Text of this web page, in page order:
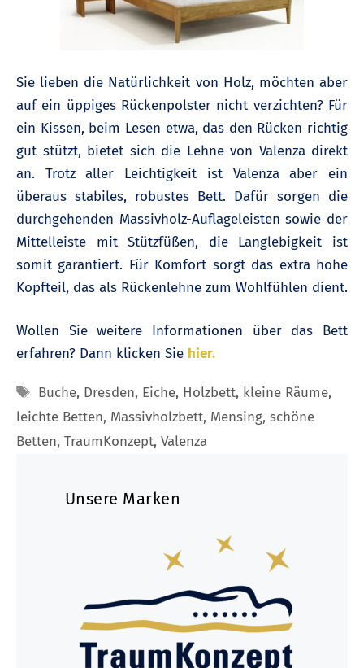
Sie lieben die Natürlichkeit von Holz, möchten aber
auf ein üppiges Rückenpolster nicht verzichten? Für
ein Kissen, beim Lesen etwa, das den Rücken richtig
gut stützt, bietet sich die Lehne von Valenza direkt
an. Trotz aller Leichtigkeit ist Valenza aber ein
überaus stabiles, robustes Bett. Dafür sorgen die
durchgehenden Massivholz-Auflageleisten sowie der
Mittelleiste mit Stützfüßen, die Langlebigkeit ist
somit garantiert. Für Komfort sorgt das extra hohe
Kopfteil, das als Rückenlehne zum Wohlfühlen dient.
Wollen Sie weitere Informationen über das Bett
erfahren? Dann klicken Sie hier.
Schlagwörter
Buche, Dresden, Eiche, Holzbett, kleine Räume,
leichte Betten, Massivholzbett, Mensing, schöne
Betten, TraumKonzept, Valenza
Unsere Marken